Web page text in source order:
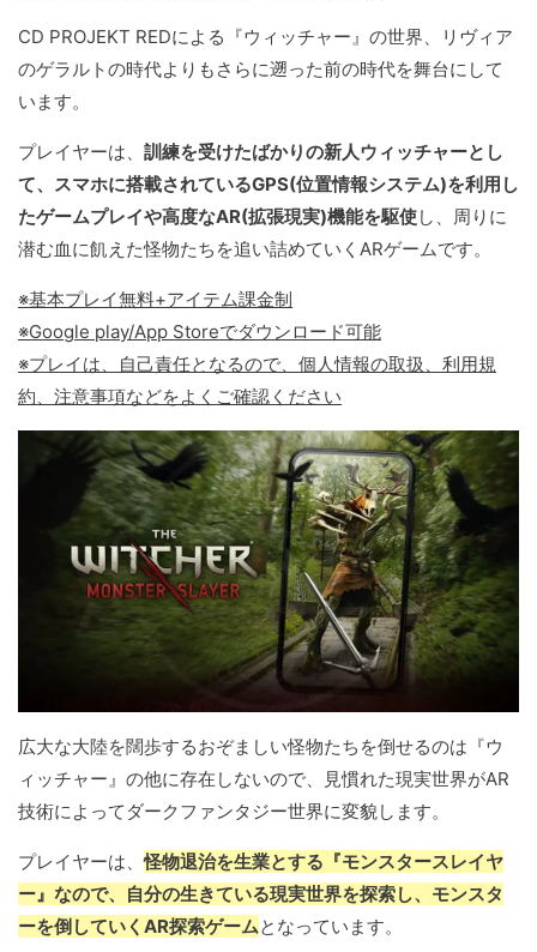
CD PROJEKT REDによる『ウィッチャー』の世界、リヴィア
のゲラルトの時代よりもさらに遡った前の時代を舞台にして
います。
プレイヤーは、 訓練を受けたばかりの新人ウィッチャーとし
て、スマホに搭載されているGPS(位置情報システム)を利用し
たゲームプレイや高度なAR(拡張現実)機能を駆使し、周りに
潜む血に飢えた怪物たちを追い詰めていくARゲームです。
※基本プレイ無料+アイテム課金制
※Google play/App Storeでダウンロード可能
※プレイは、自己責任となるので、個人情報の取扱、利用規
約、注意事項などをよくご確認ください
広大な大陸を闊歩するおぞましい怪物たちを倒せるのは『ウ
ィッチャー』の他に存在しないので、見慣れた現実世界がAR
技術によってダークファンタジー世界に変貌します。
プレイヤーは、怪物退治を生業とする『モンスタースレイヤ
ー』なので、自分の生きている現実世界を探索し、モンスタ
ーを倒していくAR探索ゲームとなっています。